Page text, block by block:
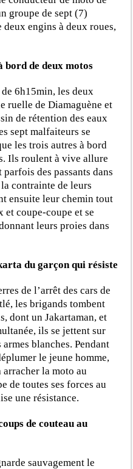
groupe de sept (7)
engins à deux roues,
bord de deux motos
6h15min, les deux
ruelle de Diamaguène et
de rétention des eaux
sept malfaiteurs se
les trois autres à bord
Ils roulent à vive allure
des passants dans
contrainte de leurs
ensuite leur chemin tout
et coupe-coupe et se
leurs proies dans
du garçon qui résiste
de l’arrêt des cars de
les brigands tombent
dont un Jakartaman, et
ils se jettent sur
blanches. Pendant
le jeune homme,
arracher la moto au
de toutes ses forces au
une résistance.
de couteau au
sauvagement le